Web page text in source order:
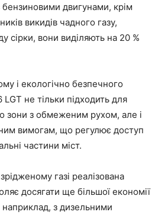
бензиновими двигунами, крім
викидів чадного газу,
сірки, вони виділяють на 20 %
і екологічно безпечного
не тільки підходить для
зони з обмеженим рухом, але і
вимогам, що регулює доступ
частини міст.
газі реалізована
досягати ще більшої економії
наприклад, з дизельними